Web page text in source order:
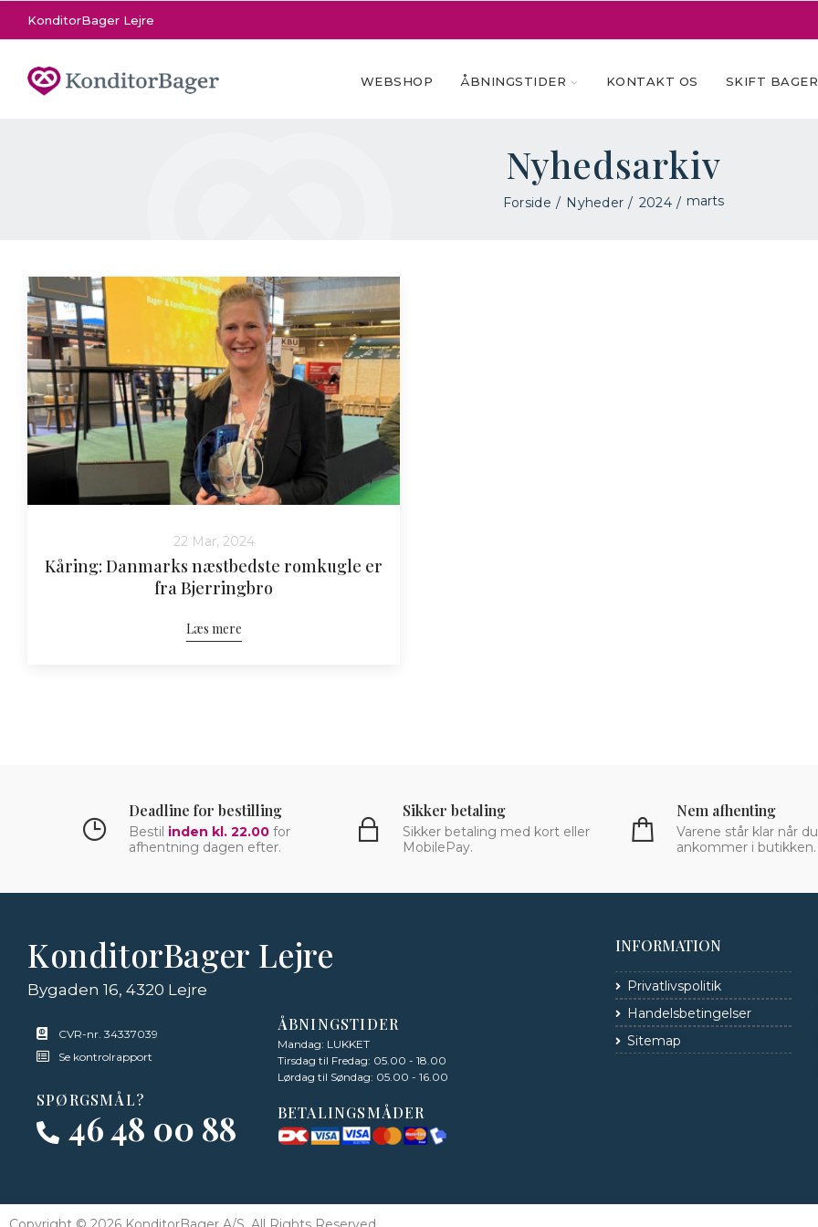
KonditorBager Lejre
WEBSHOP ÅBNINGSTIDER KONTAKT OS SKIFT BAGER
Nyhedsarkiv
Forside Nyheder 2024 marts
22 Mar, 2024
Kåring: Danmarks næstbedste romkugle er
fra Bjerringbro
Læs mere
Deadline for bestilling
Bestil inden kl. 22.00 for
afhentning dagen efter.
Sikker betaling
Sikker betaling med kort eller
MobilePay.
Nem afhenting
Varene står klar når du
ankommer i butikken.
KonditorBager Lejre
Bygaden 16, 4320 Lejre
CVR-nr. 34337039
Se kontrolrapport
SPØRGSMÅL?
46 48 00 88
ÅBNINGSTIDER
Mandag: LUKKET
Tirsdag til Fredag: 05.00 - 18.00
Lørdag til Søndag: 05.00 - 16.00
BETALINGSMÅDER
INFORMATION
Privatlivspolitik
Handelsbetingelser
Sitemap